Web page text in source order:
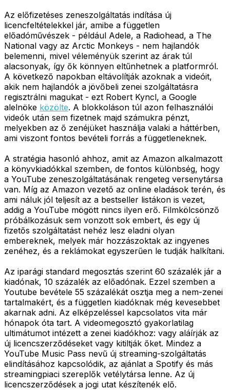
Az előfizetéses zeneszolgáltatás indítása új
licencfeltételekkel jár, amibe a független
előadóművészek - például Adele, a Radiohead, a The
National vagy az Arctic Monkeys - nem hajlandók
belemenni, mivel véleményük szerint az árak túl
alacsonyak, így ők könnyen eltűnhetnek a platformról.
A következő napokban eltávolítják azoknak a videóit,
akik nem hajlandók a jövőbeli zenei szolgáltatásra
regisztrálni magukat - ezt Robert Kyncl, a Google
alelnöke közölte. A blokkoláson túl azon felhasználói
videók után sem fizetnek majd számukra pénzt,
melyekben az ő zenéjüket használja valaki a háttérben,
ami viszont fontos bevételi forrás a függetleneknek.
A stratégia hasonló ahhoz, amit az Amazon alkalmazott
a könyvkiadókkal szemben, de fontos különbség, hogy
a YouTube zeneszolgáltatásának rengeteg versenytársa
van. Míg az Amazon vezető az online eladások terén, és
ami náluk jól teljesít az a bestseller listákon is vezet,
addig a YouTube mögött nincs ilyen erő. Filmkölcsönző
próbálkozásuk sem vonzott sok embert, és egy új
fizetős szolgáltatást nehéz lesz eladni olyan
embereknek, melyek már hozzászoktak az ingyenes
zenéhez, és a reklámokat egyszerűen le tudják halkítani.
Az iparági standard megosztás szerint 60 százalék jár a
kiadónak, 10 százalék az előadónak. Ezzel szemben a
Youtube bevétele 55 százalékát osztja meg a nem-zenei
tartalmakért, és a független kiadóknak még kevesebbet
akarnak adni. Az elképzeléssel kapcsolatos vita már
hónapok óta tart. A videomegosztó gyakorlatilag
ultimátumot intézett a zenei kiadókhoz: vagy aláírják az
új licencszerződéseket vagy kitiltják őket. Mindez a
YouTube Music Pass nevű új streaming-szolgáltatás
elindításához kapcsolódik, az ajánlat a Spotify és más
streamingpiaci szereplők vetélytársa lenne. Az új
licencszerződések a jogi utat készítenék elő.